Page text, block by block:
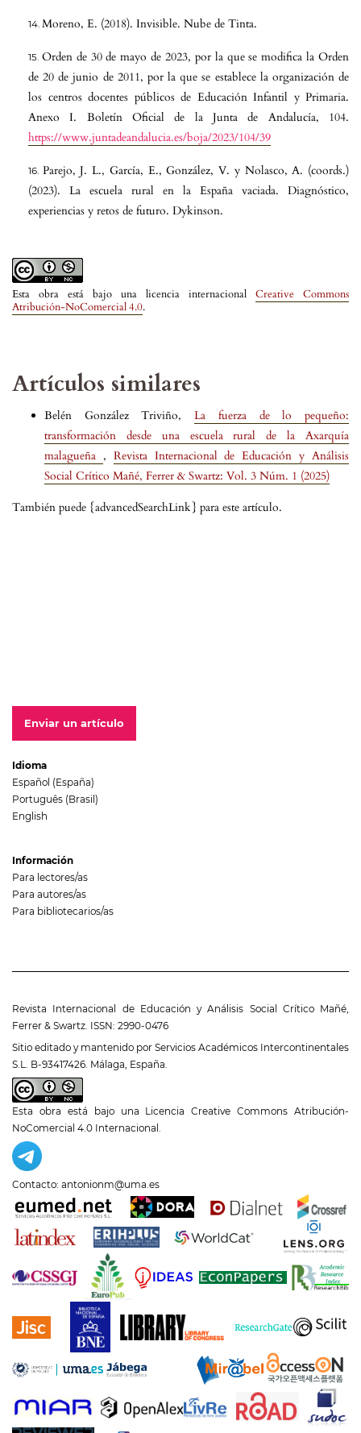
Esta obra está bajo una licencia internacional Creative Commons
Atribución-NoComercial 4.0.
Moreno, E. (2018). Invisible. Nube de Tinta.
Orden de 30 de mayo de 2023, por la que se modifica la Orden
de 20 de junio de 2011, por la que se establece la organización de
los centros docentes públicos de Educación Infantil y Primaria.
Anexo I. Boletín Oficial de la Junta de Andalucía, 104.
https://www.juntadeandalucia.es/boja/2023/104/39
Parejo, J. L., García, E., González, V. y Nolasco, A. (coords.)
(2023). La escuela rural en la España vaciada. Diagnóstico,
experiencias y retos de futuro. Dykinson.
Artículos similares
Belén González Triviño,La fuerza de lo pequeño:
transformación desde una escuela rural de la Axarquía
malagueña , Revista Internacional de Educación y Análisis
Social Crítico Mañé, Ferrer & Swartz: Vol. 3 Núm. 1 (2025)
También puede {advancedSearchLink} para este artículo.
Enviar un artículo
Idioma
Español (España)
Português (Brasil)
English
Información
Para lectores/as
Para autores/as
Para bibliotecarios/as
Revista Internacional de Educación y Análisis Social Crítico Mañé,
Ferrer & Swartz. ISSN: 2990-0476
Sitio editado y mantenido por Servicios Académicos Intercontinentales
S.L. B-93417426. Málaga, España.
Esta obra está bajo una Licencia Creative Commons Atribución-
NoComercial 4.0 Internacional .
Contacto: antonionm@uma.es